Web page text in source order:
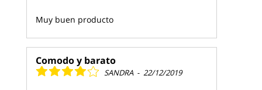
Muy buen producto
Comodo y barato
SANDRA - 22/12/2019